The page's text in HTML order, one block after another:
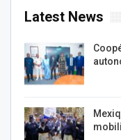
Latest News